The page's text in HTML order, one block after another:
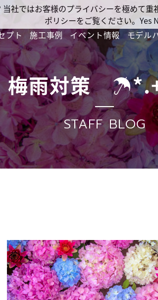
プト 施工事例 イベント情報 モデル
梅雨対策
STAFF BLOG
社ではお客様のプライバシーを極めて
ポリシーをご覧ください。 Yes